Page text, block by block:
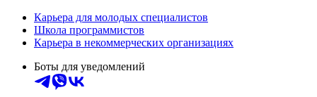
Карьера для молодых специалистов
Школа программистов
Карьера в некоммерческих организациях
Боты для уведомлений